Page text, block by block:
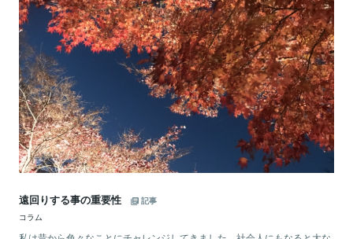
遠回りする事の重要性
記事
コラム